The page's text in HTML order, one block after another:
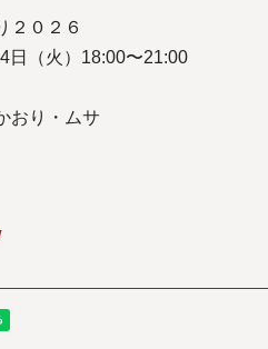
２０２６
日（火）18:00〜21:00
おり・ムサ